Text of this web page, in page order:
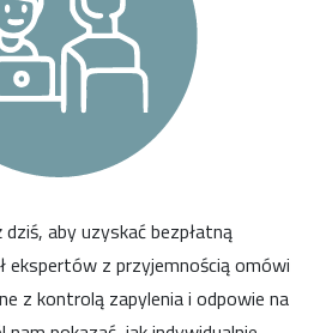
aby uzyskać bezpłatną
ekspertów z przyjemnością omówi
z kontrolą zapylenia i odpowie na